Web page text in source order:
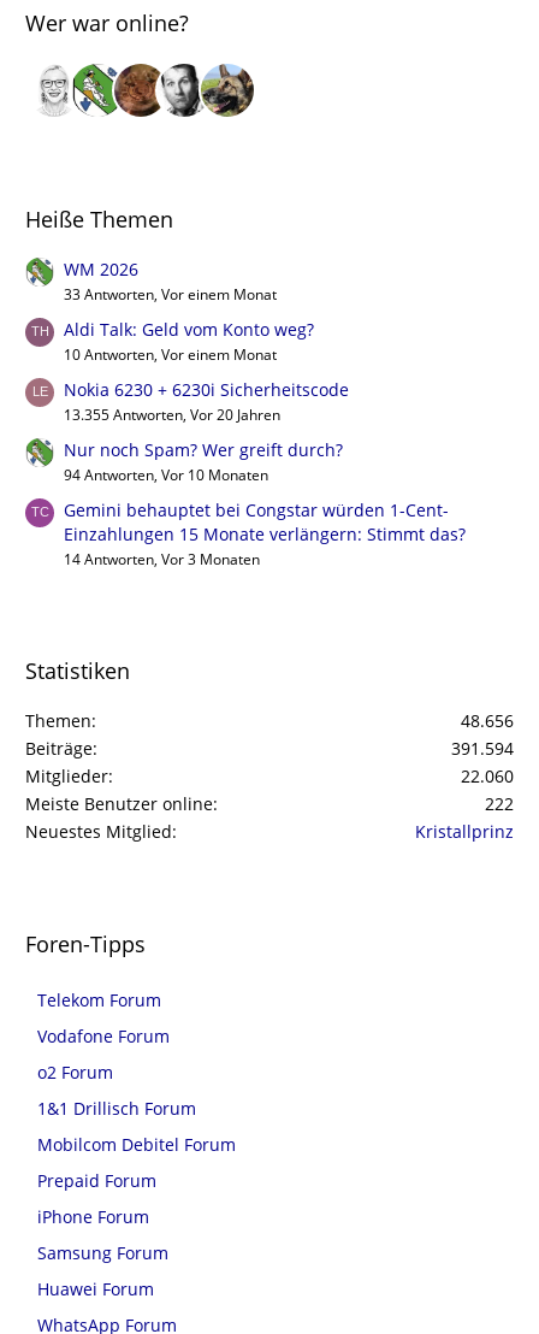
Wer war online?
Heiße Themen
WM 2026
33 Antworten, Vor einem Monat
Aldi Talk: Geld vom Konto weg?
10 Antworten, Vor einem Monat
Nokia 6230 + 6230i Sicherheitscode
13.355 Antworten, Vor 20 Jahren
Nur noch Spam? Wer greift durch?
94 Antworten, Vor 10 Monaten
Gemini behauptet bei Congstar würden 1-Cent-
Einzahlungen 15 Monate verlängern: Stimmt das?
14 Antworten, Vor 3 Monaten
Statistiken
Themen
48.656
Beiträge
391.594
Mitglieder
22.060
Meiste Benutzer online
222
Neuestes Mitglied
Kristallprinz
Foren-Tipps
Telekom Forum
Vodafone Forum
o2 Forum
1&1 Drillisch Forum
Mobilcom Debitel Forum
Prepaid Forum
iPhone Forum
Samsung Forum
Huawei Forum
WhatsApp Forum